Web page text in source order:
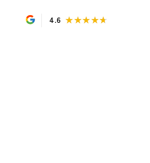
4.6 ★★★★★
★★★★★
dreamed of built. It all start…